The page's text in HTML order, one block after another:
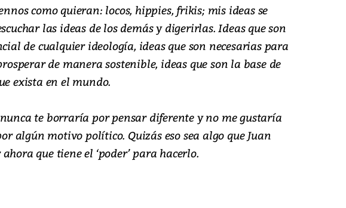
como quieran: locos, hippies, frikis; mis ideas se
las ideas de los demás y digerirlas. Ideas que son
de cualquier ideología, ideas que son necesarias para
de manera sostenible, ideas que son la base de
exista en el mundo.
te borraría por pensar diferente y no me gustaría
algún motivo político. Quizás eso sea algo que Juan
que tiene el ‘poder’ para hacerlo.